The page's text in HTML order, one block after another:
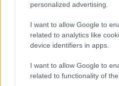
personalized advertising.
I want to allow Google to
related to analytics like
device identifiers in apps.
I want to allow Google to
related to functionality of
Az osztrák "német
Hamster•2024. november 12.